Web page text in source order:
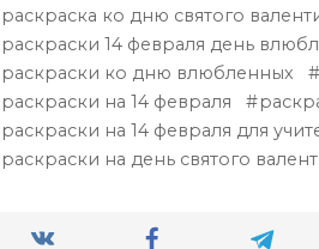
раскраска ко дню святого
раскраски 14 февраля день
раскраски ко дню влюбленных
раскраски на 14 февраля
раскраски на 14 февраля для
раскраски на день святого